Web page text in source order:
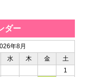
ダー
年8月
水 木 金
土
1